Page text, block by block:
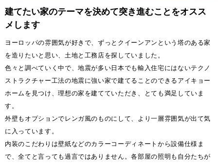
建てたい家のテーマを決めて突き進むことをオスス
メします
ヨーロッパの雰囲気が好きで、ずっとクイーンアンという塔のある家
を造りたいと思い、土地と工務店を探していました。
色々と調べていく中で、地震が多い日本でも輸入住宅にはないテクノ
ストラクチャー工法の地震に強い家で建てることのできるアイキョー
ホームを見つけ、理想の家を建てていただき、とても満足していま
す。
外壁もオプションでレンガ風のものにして、より一層雰囲気が出て気
に入っています。
内装のこだわりは壁紙などのカラーコーディネートから設備仕様ま
で、全てと言っても過言ではありません。各部屋の照明も自分たちが